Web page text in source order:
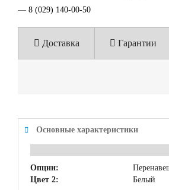
— 8 (029) 140-00-50
Доставка Гарантии
Основные характеристики
Опции:
Цвет 2:
Белый